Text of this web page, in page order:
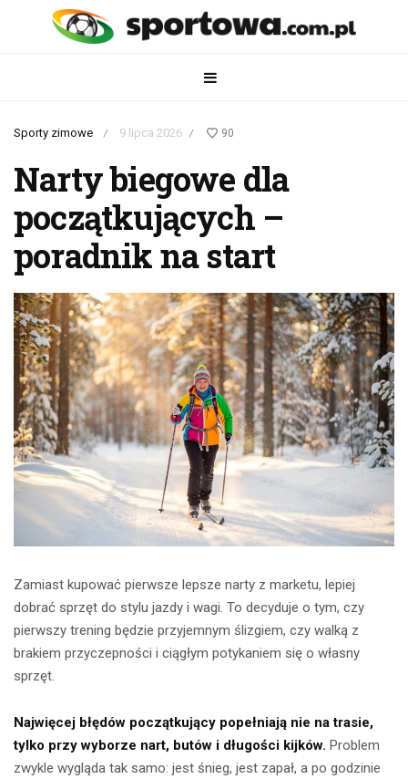
Sporty zimowe / 9 lipca 2026 / 90
Narty biegowe dla
początkujących –
poradnik na start
Zamiast kupować pierwsze lepsze narty z marketu, lepiej
dobrać sprzęt do stylu jazdy i wagi. To decyduje o tym, czy
pierwszy trening będzie przyjemnym ślizgiem, czy walką z
brakiem przyczepności i ciągłym potykaniem się o własny
sprzęt.
Najwięcej błędów początkujący popełniają nie na trasie,
tylko przy wyborze nart, butów i długości kijków. Problem
zwykle wygląda tak samo: jest śnieg, jest zapał, a po godzinie